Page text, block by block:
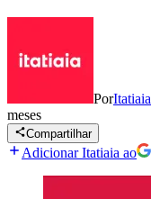
PorItatiaia
meses
Compartilhar
Adicionar Itatiaia ao